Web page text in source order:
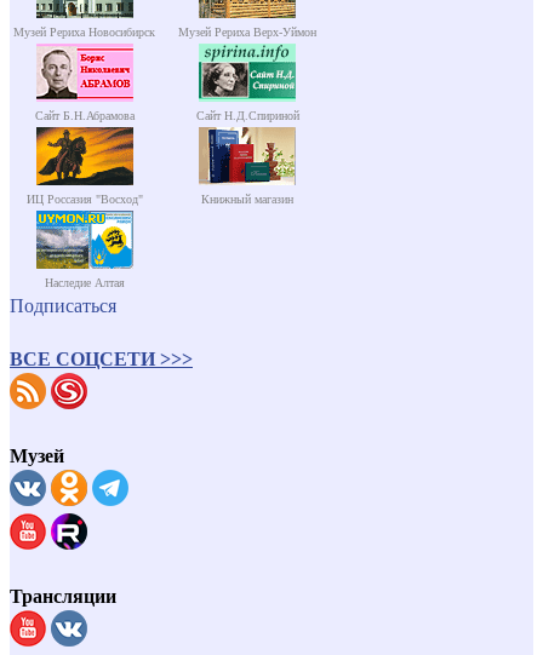
Музей Рериха Новосибирск Музей Рериха Верх-Уймон
Сайт Б.Н.Абрамова Сайт Н.Д.Спириной
ИЦ Россазия "Восход" Книжный магазин
Наследие Алтая
Подписаться
ВСЕ СОЦСЕТИ >>>
Музей
Трансляции